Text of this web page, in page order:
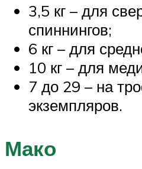
3,5 кг – для
спиннингов;
6 кг – для
10 кг – для
7 до 29 – на
экземпляров.
Мако